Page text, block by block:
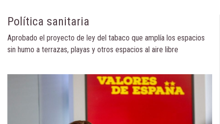
Política sanitaria
Aprobado el proyecto de ley del tabaco que amplía los espacios
sin humo a terrazas, playas y otros espacios al aire libre